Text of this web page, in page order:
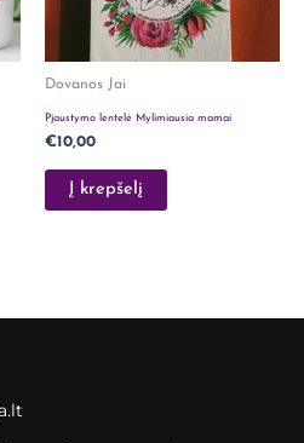
Dovanos Jai
Pjaustymo lentelė Mylimiausia mamai
€10,00
Į krepšelį